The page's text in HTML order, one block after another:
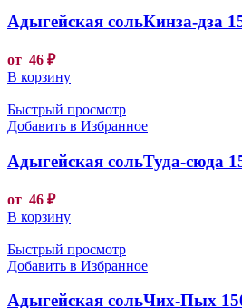
Адыгейская сольКинза-дза
от 46 ₽
В корзину
Быстрый просмотр
Добавить в Избранное
Адыгейская сольТуда-сюда
от 46 ₽
В корзину
Быстрый просмотр
Добавить в Избранное
Адыгейская сольЧих-Пых